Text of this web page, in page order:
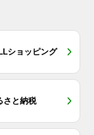
ショッピング
さと納税